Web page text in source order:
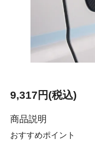
9,317円(税込)
商品説明
おすすめポイント